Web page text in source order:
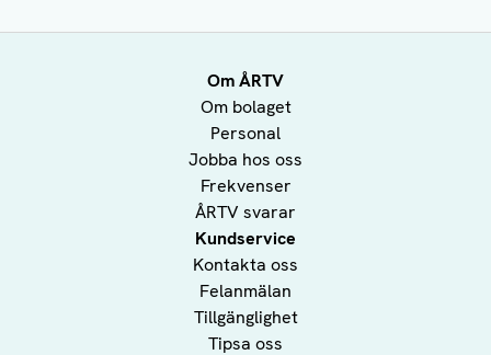
Om ÅRTV
Om bolaget
Personal
Jobba hos oss
Frekvenser
ÅRTV svarar
Kundservice
Kontakta oss
Felanmälan
Tillgänglighet
Tipsa oss